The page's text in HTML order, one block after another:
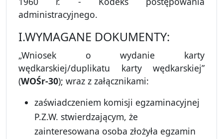
administracyjnego.
I.WYMAGANE DOKUMENTY:
„Wniosek o wydanie karty
wędkarskiej/duplikatu karty wędkarskiej”
(WOŚr-30); wraz z załącznikami:
zaświadczeniem komisji egzaminacyjnej
P.Z.W. stwierdzającym, że
zainteresowana osoba złożyła egzamin